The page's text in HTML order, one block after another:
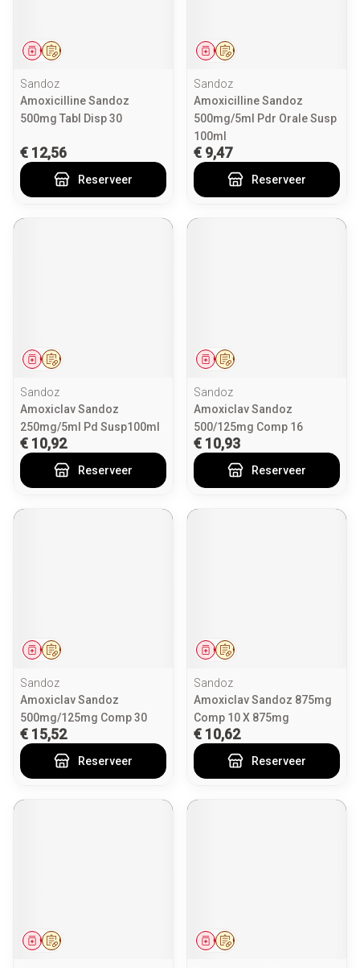
Op voorschrift
Geneesmiddel
Sandoz
Amoxicilline Sandoz
500mg Tabl Disp 30
€ 12,56
Reserveer
Op voorschrift
Geneesmiddel
Sandoz
Amoxicilline Sandoz
500mg/5ml Pdr Orale Susp
100ml
€ 9,47
Reserveer
Op voorschrift
Geneesmiddel
Sandoz
Amoxiclav Sandoz
250mg/5ml Pd Susp100ml
€ 10,92
Reserveer
Op voorschrift
Geneesmiddel
Sandoz
Amoxiclav Sandoz
500/125mg Comp 16
€ 10,93
Reserveer
Op voorschrift
Geneesmiddel
Sandoz
Amoxiclav Sandoz
500mg/125mg Comp 30
€ 15,52
Reserveer
Op voorschrift
Geneesmiddel
Sandoz
Amoxiclav Sandoz 875mg
Comp 10 X 875mg
€ 10,62
Reserveer
Op voorschrift
Geneesmiddel Op voorschrift
Geneesmiddel